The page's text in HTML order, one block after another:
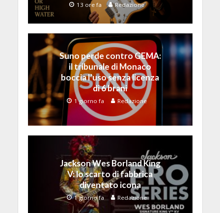
13 ore fa Redazione
Suno perde contro GEMA:
il tribunale di Monaco
boccia l’uso senza licenza
di 6 brani
1 giorno fa Redazione
Jackson Wes Borland King
V: lo scarto di fabbrica
diventato icona
1 giorno fa Redazione